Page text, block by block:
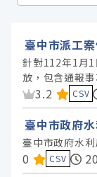
臺中市政
臺中市政
臺中市政
臺中市政
臺中市政
臺中市政
臺中市政
臺中市派工
針對112年1月
放，包含通報
資料集評分
3.2 CSV
臺中市政府
臺中市政府水
資料集評分：
0 CSV